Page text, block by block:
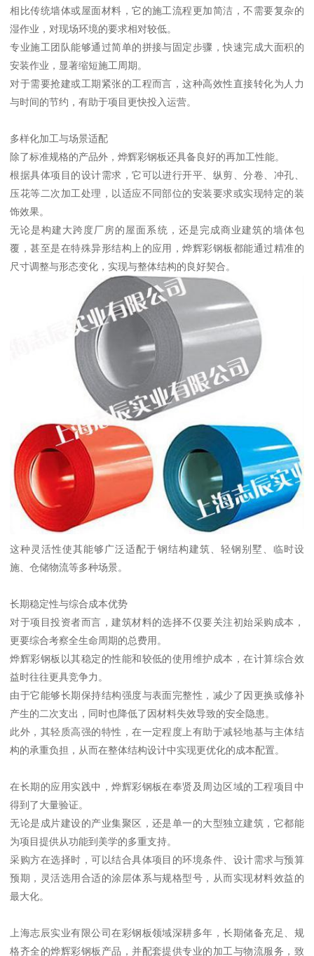
相比传统墙体或屋面材料，它的施工流程更加简洁，不需要复杂的
湿作业，对现场环境的要求相对较低。
专业施工团队能够通过简单的拼接与固定步骤，快速完成大面积的
安装作业，显著缩短施工周期。
对于需要抢建或工期紧张的工程而言，这种高效性直接转化为人力
与时间的节约，有助于项目更快投入运营。
多样化加工与场景适配
除了标准规格的产品外，烨辉彩钢板还具备良好的再加工性能。
根据具体项目的设计需求，它可以进行开平、纵剪、分卷、冲孔、
压花等二次加工处理，以适应不同部位的安装要求或实现特定的装
饰效果。
无论是构建大跨度厂房的屋面系统，还是完成商业建筑的墙体包
覆，甚至是在特殊异形结构上的应用，烨辉彩钢板都能通过精准的
尺寸调整与形态变化，实现与整体结构的良好契合。
这种灵活性使其能够广泛适配于钢结构建筑、轻钢别墅、临时设
施、仓储物流等多种场景。
长期稳定性与综合成本优势
对于项目投资者而言，建筑材料的选择不仅要关注初始采购成本，
更要综合考察全生命周期的总费用。
烨辉彩钢板以其稳定的性能和较低的使用维护成本，在计算综合效
益时往往更具竞争力。
由于它能够长期保持结构强度与表面完整性，减少了因更换或修补
产生的二次支出，同时也降低了因材料失效导致的安全隐患。
此外，其轻质高强的特性，在一定程度上有助于减轻地基与主体结
构的承重负担，从而在整体结构设计中实现更优化的成本配置。
在长期的应用实践中，烨辉彩钢板在奉贤及周边区域的工程项目中
得到了大量验证。
无论是成片建设的产业集聚区，还是单一的大型独立建筑，它都能
为项目提供从功能到美学的多重支持。
采购方在选择时，可以结合具体项目的环境条件、设计需求与预算
预期，灵活选用合适的涂层体系与规格型号，从而实现材料效益的
最大化。
上海志辰实业有限公司在彩钢板领域深耕多年，长期储备充足、规
格齐全的烨辉彩钢板产品，并配套提供专业的加工与物流服务，致